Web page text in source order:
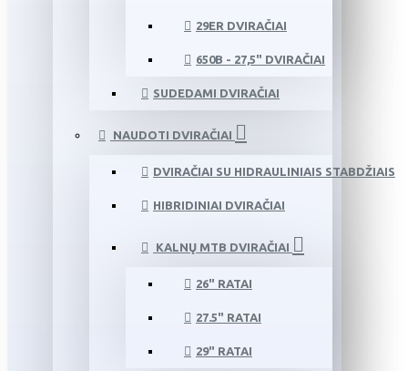
29ER DVIRAČIAI
650B - 27,5" DVIRAČIAI
SUDEDAMI DVIRAČIAI
NAUDOTI DVIRAČIAI
DVIRAČIAI SU HIDRAULINIAIS STABDŽIAIS
HIBRIDINIAI DVIRAČIAI
KALNŲ MTB DVIRAČIAI
26" RATAI
27.5" RATAI
29" RATAI